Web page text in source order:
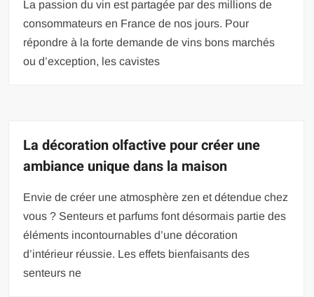
La passion du vin est partagée par des millions de
consommateurs en France de nos jours. Pour
répondre à la forte demande de vins bons marchés
ou d’exception, les cavistes
La décoration olfactive pour créer une
ambiance unique dans la maison
Envie de créer une atmosphère zen et détendue chez
vous ? Senteurs et parfums font désormais partie des
éléments incontournables d’une décoration
d’intérieur réussie. Les effets bienfaisants des
senteurs ne